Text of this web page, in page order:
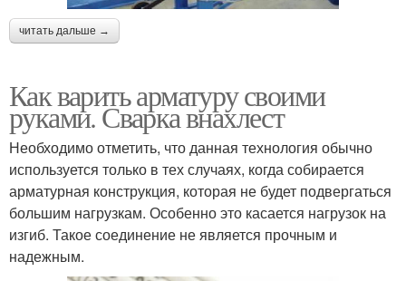
читать дальше →
Как варить арматуру своими
руками. Сварка внахлест
Необходимо отметить, что данная технология обычно
используется только в тех случаях, когда собирается
арматурная конструкция, которая не будет подвергаться
большим нагрузкам. Особенно это касается нагрузок на
изгиб. Такое соединение не является прочным и
надежным.